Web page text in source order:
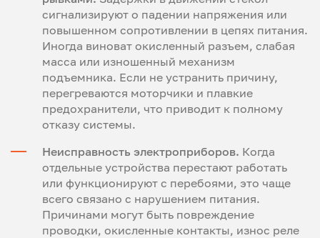
сигнализируют о падении напряжения или
повышенном сопротивлении в цепях питания.
Иногда виноват окисленный разъем, слабая
масса или изношенный механизм
подъемника. Если не устранить причину,
перегреваются моторчики и плавкие
предохранители, что приводит к полному
отказу системы.
Неисправность электроприборов. Когда
отдельные устройства перестают работать
или функционируют с перебоями, это чаще
всего связано с нарушением питания.
Причинами могут быть повреждение
проводки, окисленные контакты, износ реле